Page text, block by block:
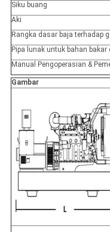
Siku buang
Aki
Rangka dasar baja terhadap
Pipa lunak untuk bahan
Manual Pengoperasian &
Gambar